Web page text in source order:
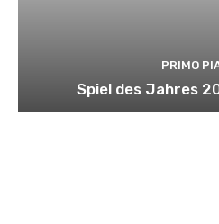
PRIMO
Spiel des Jahres